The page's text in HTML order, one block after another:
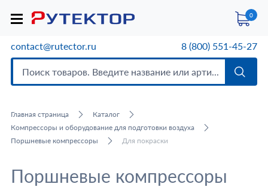
0
contact@rutector.ru 8 (800) 551-45-27
Главная страница
Каталог
Компрессоры и оборудование для подготовки воздуха
Поршневые компрессоры
Для покраски
Поршневые компрессоры